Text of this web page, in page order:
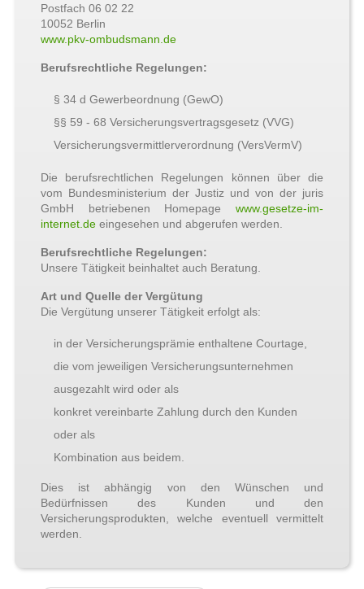
Postfach 06 02 22
10052 Berlin
www.pkv-ombudsmann.de
Berufsrechtliche Regelungen:
§ 34 d Gewerbeordnung (GewO)
§§ 59 - 68 Versicherungsvertragsgesetz (VVG)
Versicherungsvermittlerverordnung (VersVermV)
Die berufsrechtlichen Regelungen können über die
vom Bundesministerium der Justiz und von der juris
GmbH betriebenen Homepage www.gesetze-im-
internet.de eingesehen und abgerufen werden.
Berufsrechtliche Regelungen:
Unsere Tätigkeit beinhaltet auch Beratung.
Art und Quelle der Vergütung
Die Vergütung unserer Tätigkeit erfolgt als:
in der Versicherungsprämie enthaltene Courtage,
die vom jeweiligen Versicherungsunternehmen
ausgezahlt wird oder als
konkret vereinbarte Zahlung durch den Kunden
oder als
Kombination aus beidem.
Dies ist abhängig von den Wünschen und
Bedürfnissen des Kunden und den
Versicherungsprodukten, welche eventuell vermittelt
werden.